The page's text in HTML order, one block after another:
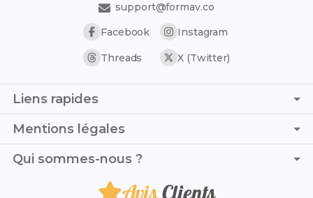
support@formav.co
Facebook
Instagram
Threads X (Twitter)
Liens rapides
Page d'accueil
Simulateur de notes
Trouver son stage
Trouver son alternance
Mentions légales
C.G.V. - C.G.U.
Politique de remboursement
Qui sommes-nous ?
Je suis Thomas Dubois et, avec ma collaboration Élise